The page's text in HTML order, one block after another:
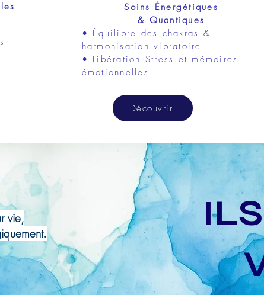
Soins Énergétiques
& Quantiques
• Équilibre des chakras &
harmonisation vibratoire
• Libération Stress et mémoires
émotionnelles
Découvrir
vie,